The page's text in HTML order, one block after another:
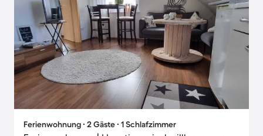
Ferienwohnung ∙ 2 Gäste ∙ 1 Schlafzimmer